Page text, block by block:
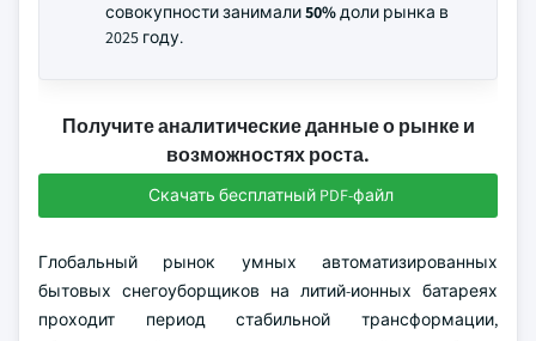
совокупности занимали50%доли рынка в
2025 году.
Получите аналитические данные о рынке и
возможностях роста.
Скачать бесплатный PDF-файл
Глобальный рынок умных автоматизированных
бытовых снегоуборщиков на литий-ионных батареях
проходит период стабильной трансформации,